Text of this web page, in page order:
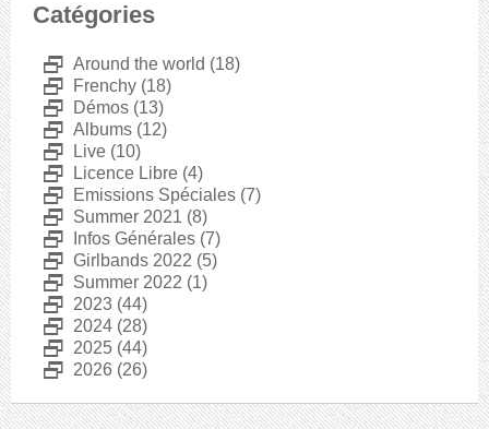
Catégories
D Around the world (18)
D Frenchy (18)
D Démos (13)
D Albums (12)
D Live (10)
D Licence Libre (4)
D Emissions Spéciales (7)
D Summer 2021 (8)
D Infos Générales (7)
D Girlbands 2022 (5)
D Summer 2022 (1)
D 2023 (44)
D 2024 (28)
D 2025 (44)
D 2026 (26)